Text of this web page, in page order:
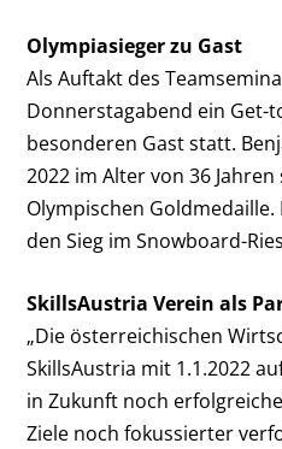
Olympiasieger zu Gast
Als Auftakt des
Donnerstagabend ein Get-
besonderen Gast statt.
2022 im Alter von 36
Olympischen
den Sieg im Snowboard-
SkillsAustria Verein als
„Die österreichischen
SkillsAustria mit 1.1.2022
in Zukunft noch
Ziele noch fokussierter